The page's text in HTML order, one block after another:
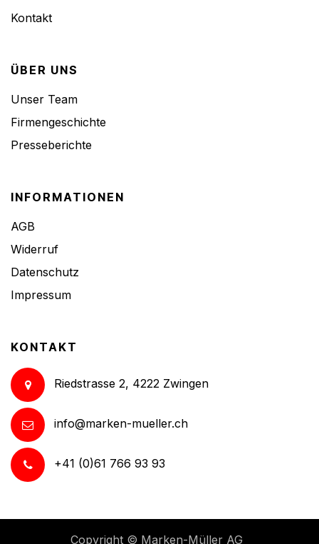
Kontakt
ÜBER UNS
Unser Team
Firmengeschichte
Presseberichte
INFORMATIONEN
AGB
Widerruf
Datenschutz
Impressum
KONTAKT
Riedstrasse 2, 4222 Zwingen
info@marken-mueller.ch
+41 (0)61 766 93 93
Copyright © Marken-Müller AG